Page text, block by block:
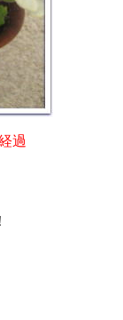
過
）